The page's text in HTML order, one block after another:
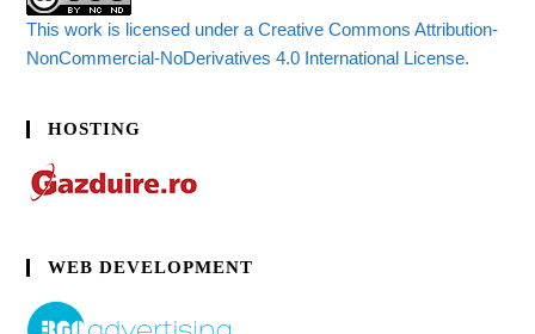
This work is licensed under a Creative Commons Attribution-
NonCommercial-NoDerivatives 4.0 International License.
HOSTING
WEB DEVELOPMENT